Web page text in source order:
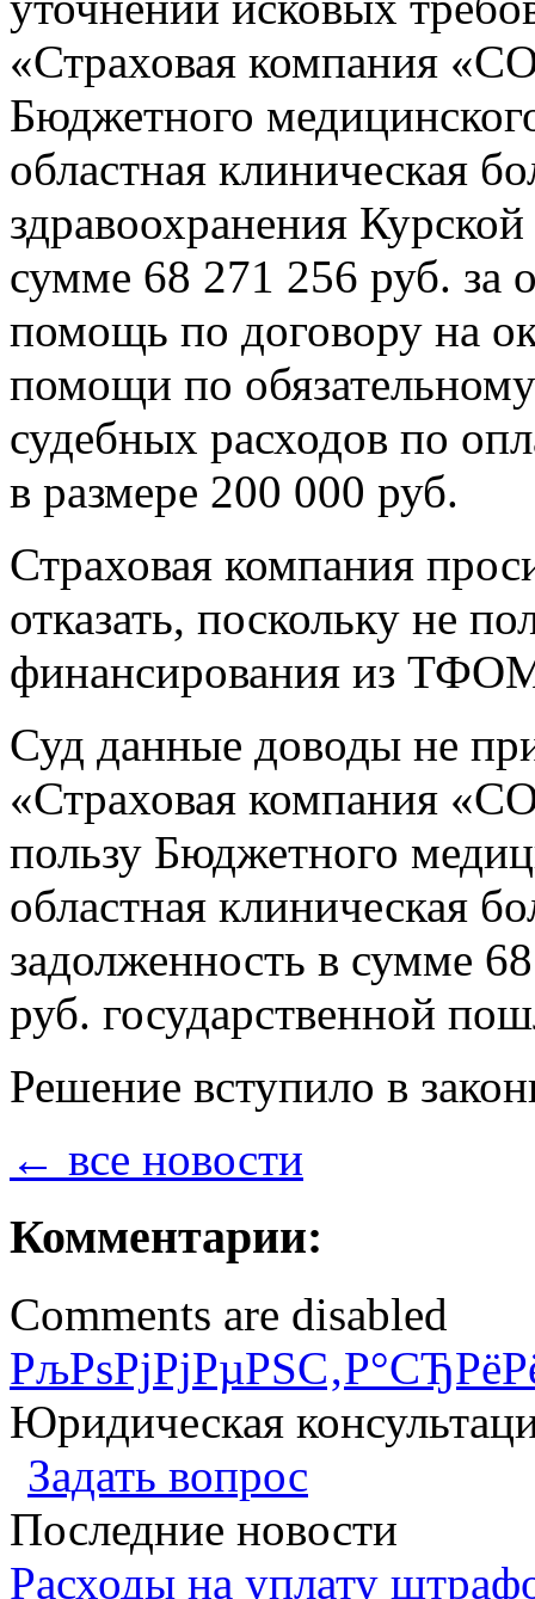
«Страховая компания
Бюджетного
областная клиническая
здравоохранения
сумме 68 271 256 руб. за
помощь по договору на
помощи по
судебных расходов по
в размере 200 000 руб.
Страховая компания
отказать, поскольку не
финансирования из
Суд данные доводы не
«Страховая компания
пользу Бюджетного
областная клиническая
задолженность в сумме
руб. государственной
Решение вступило в
← все новости
Комментарии:
Comments are disabled
Юридическая
Задать вопрос
Последние новости
Расходы на уплату